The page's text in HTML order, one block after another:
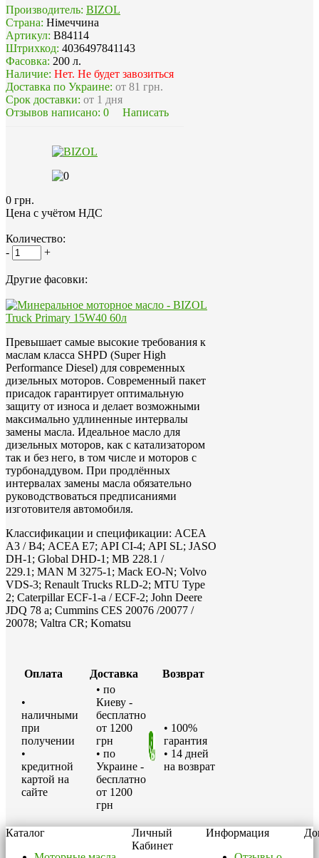
Производитель: BIZOL
Страна: Німеччина
Артикул: B84114
Штрихкод: 4036497841143
Фасовка: 200 л.
Наличие: Нет. Не будет завозиться
Доставка по Украине: от 81 грн.
Срок доставки: от 1 дня
Отзывов написано: 0 Написать
0 грн.
Цена с учётом НДС
Количество:
-
+
Другие фасовки:
Превышает самые высокие требования к
маслам класса SHPD (Super High
Performance Diesel) для современных
дизельных моторов. Современный пакет
присадок гарантирует оптимальную
защиту от износа и делает возможными
максимально удлиненные интервалы
замены масла. Идеальное масло для
дизельных моторов, как с катализатором
так и без него, в том числе и моторов с
турбонаддувом. При продлённых
интервалах замены масла обязательно
руководствоваться предписаниями
изготовителя автомобиля.
Классификации и спецификации: ACEA
A3 / B4; ACEA E7; API CI-4; API SL; JASO
DH-1; Global DHD-1; MB 228.1 /
229.1; MAN M 3275-1; Mack EO-N; Volvo
VDS-3; Renault Trucks RLD-2; MTU Type
2; Caterpillar ECF-1-a / ECF-2; John Deere
JDQ 78 a; Cummins CES 20076 /20077 /
20078; Valtra CR; Komatsu
Оплата Доставка Возврат
•
наличными
при
получении
•
кредитной
картой на
сайте
• по
Киеву -
бесплатно
от 1200
грн
• по
Украине -
бесплатно
от 1200
грн
• 100%
гарантия
• 14 дней
на возврат
Каталог
Личный
Кабинет
Информация